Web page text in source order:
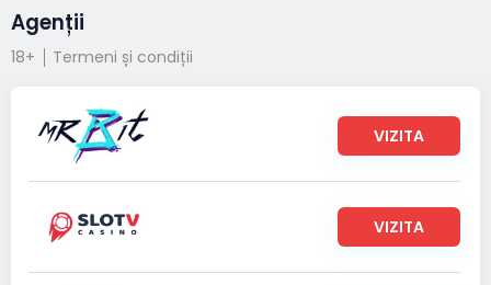
Agenții
18+ Termeni și condiții
VIZITA
VIZITA